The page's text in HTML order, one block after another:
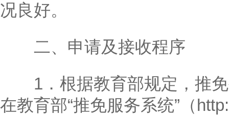
况良好。
二、申请及接收程序
1．根据教育部规定，推免
在教育部“推免服务系统”（